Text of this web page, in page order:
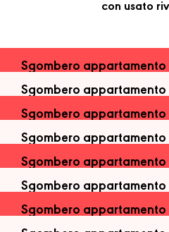
con usato
Sgombero appartamento
Sgombero appartamento
Sgombero appartamento
Sgombero appartamento
Sgombero appartamento
Sgombero appartamento
Sgombero appartamento